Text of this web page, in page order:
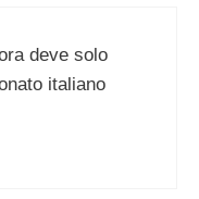
deve solo
italiano